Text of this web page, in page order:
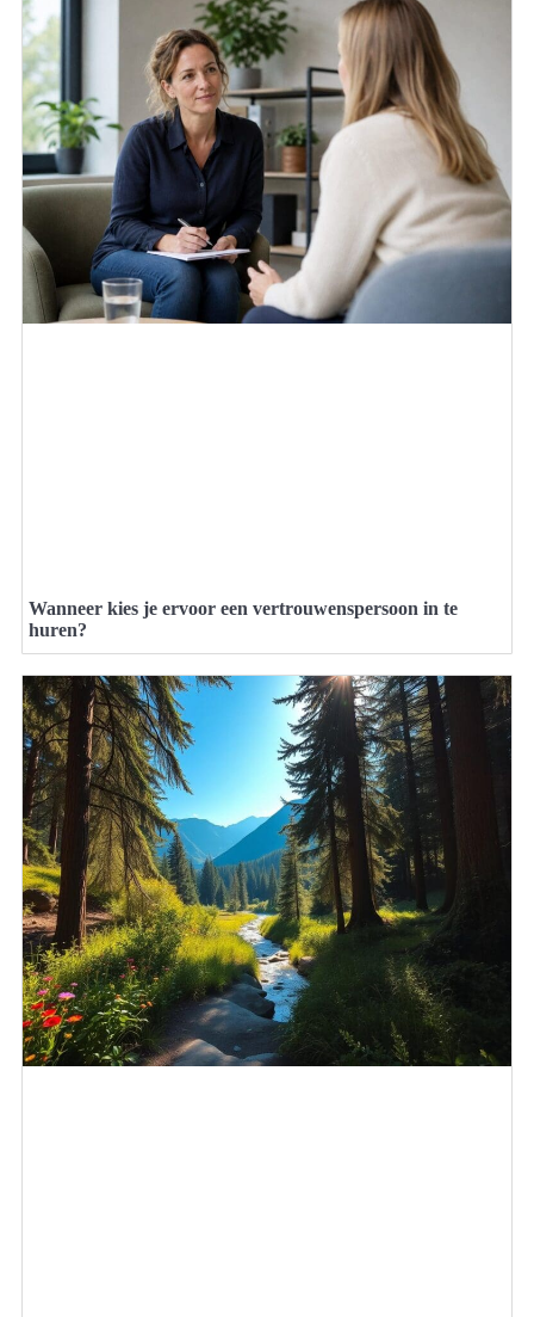
Wanneer kies je ervoor een vertrouwenspersoon in te
huren?